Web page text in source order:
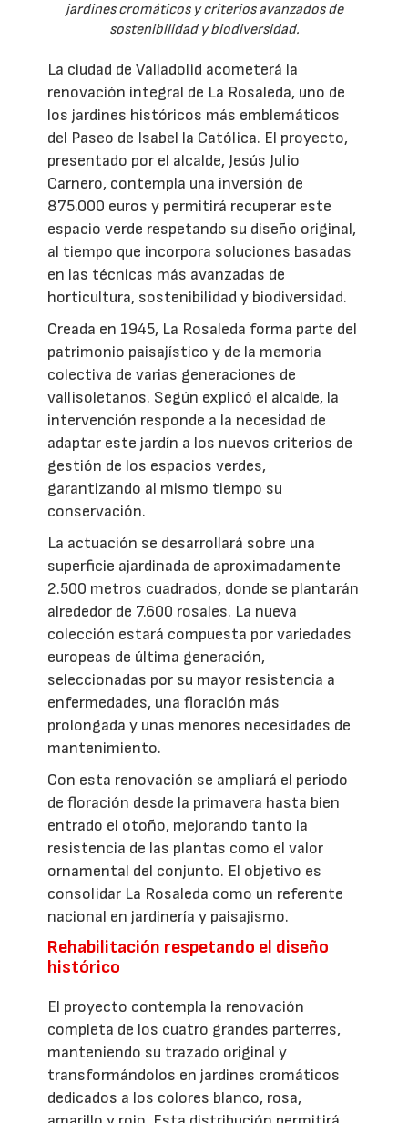
jardines cromáticos y criterios avanzados de
sostenibilidad y biodiversidad.
La ciudad de Valladolid acometerá la
renovación integral de La Rosaleda, uno de
los jardines históricos más emblemáticos
del Paseo de Isabel la Católica. El proyecto,
presentado por el alcalde, Jesús Julio
Carnero, contempla una inversión de
875.000 euros y permitirá recuperar este
espacio verde respetando su diseño original,
al tiempo que incorpora soluciones basadas
en las técnicas más avanzadas de
horticultura, sostenibilidad y biodiversidad.
Creada en 1945, La Rosaleda forma parte del
patrimonio paisajístico y de la memoria
colectiva de varias generaciones de
vallisoletanos. Según explicó el alcalde, la
intervención responde a la necesidad de
adaptar este jardín a los nuevos criterios de
gestión de los espacios verdes,
garantizando al mismo tiempo su
conservación.
La actuación se desarrollará sobre una
superficie ajardinada de aproximadamente
2.500 metros cuadrados, donde se plantarán
alrededor de 7.600 rosales. La nueva
colección estará compuesta por variedades
europeas de última generación,
seleccionadas por su mayor resistencia a
enfermedades, una floración más
prolongada y unas menores necesidades de
mantenimiento.
Con esta renovación se ampliará el periodo
de floración desde la primavera hasta bien
entrado el otoño, mejorando tanto la
resistencia de las plantas como el valor
ornamental del conjunto. El objetivo es
consolidar La Rosaleda como un referente
nacional en jardinería y paisajismo.
Rehabilitación respetando el diseño
histórico
El proyecto contempla la renovación
completa de los cuatro grandes parterres,
manteniendo su trazado original y
transformándolos en jardines cromáticos
dedicados a los colores blanco, rosa,